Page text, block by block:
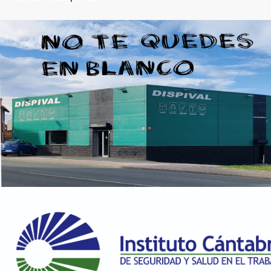
195 en stock
RAL 1024 Amarillo ocre
45.15 €
198 en stock
RAL 1027 Amarillo curry
45.15 €
200 en stock
RAL 1028 Amarillo melón
45.15 €
200 en stock
RAL 1032 Amarillo retama
45.15 €
RAL 1033 Amarillo dalia
45.15 €
195 en stock